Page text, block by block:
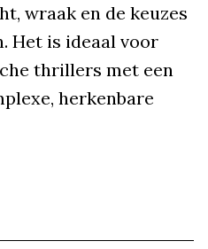
wraak en de keuzes
Het is ideaal voor
thrillers met een
herkenbare